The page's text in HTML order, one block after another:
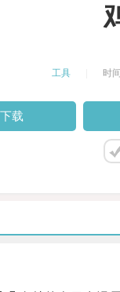
工具 时
载